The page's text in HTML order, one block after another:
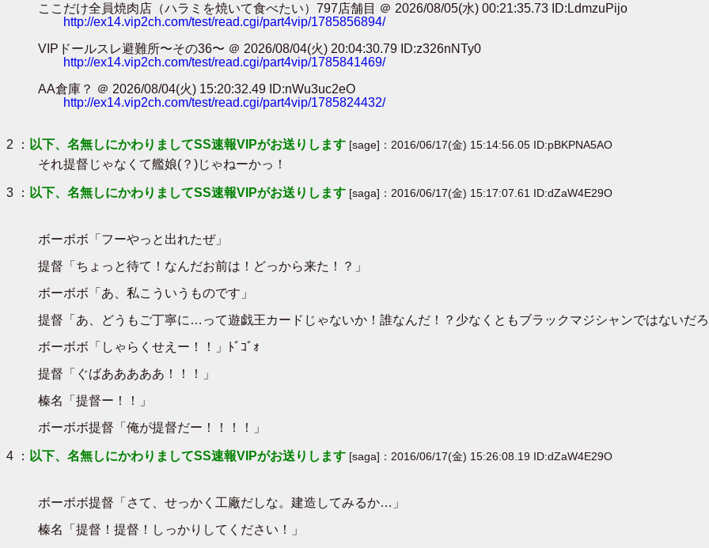
ここだけ全員焼肉店（ハラミを焼いて食べたい）797店舗目 ＠ 2026/08/05(水) 00:21:35.73 ID:LdmzuPijo
http://ex14.vip2ch.com/test/read.cgi/part4vip/1785856894/
VIPドールスレ避難所〜その36〜 ＠ 2026/08/04(火) 20:04:30.79 ID:z326nNTy0
http://ex14.vip2ch.com/test/read.cgi/part4vip/1785841469/
AA倉庫？ ＠ 2026/08/04(火) 15:20:32.49 ID:nWu3uc2eO
http://ex14.vip2ch.com/test/read.cgi/part4vip/1785824432/
2 ： 以下、名無しにかわりましてSS速報VIPがお送りします [sage]：2016/06/17(金) 15:14:56.05 ID:pBKPNA5AO
それ提督じゃなくて艦娘(？)じゃねーかっ！
3 ： 以下、名無しにかわりましてSS速報VIPがお送りします [saga]：2016/06/17(金) 15:17:07.61 ID:dZaW4E29O
ボーボボ「フーやっと出れたぜ」
提督「ちょっと待て！なんだお前は！どっから来た！？」
ボーボボ「あ、私こういうものです」
提督「あ、どうもご丁寧に…って遊戯王カードじゃないか！誰なんだ！？少なくともブラックマジシャンではないだ
ボーボボ「しゃらくせえー！！」ﾄﾞｺﾞｫ
提督「ぐばあああああ！！！」
榛名「提督ー！！」
ボーボボ提督「俺が提督だー！！！！」
4 ： 以下、名無しにかわりましてSS速報VIPがお送りします [saga]：2016/06/17(金) 15:26:08.19 ID:dZaW4E29O
ボーボボ提督「さて、せっかく工廠だしな。建造してみるか…」
榛名「提督！提督！しっかりしてください！」